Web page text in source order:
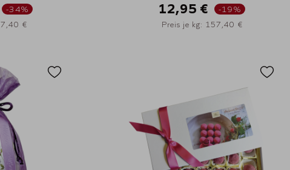
-34%
€
12,95 € -19%
Preis je kg: 157,40 €